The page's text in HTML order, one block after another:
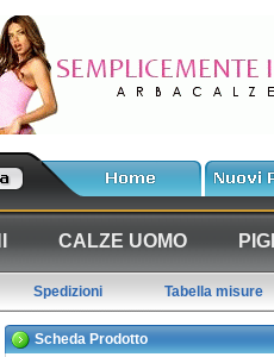
CALZE UOMO
Spedizioni Tabella misure
Scheda Prodotto